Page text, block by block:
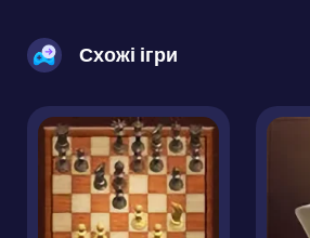
Схожі ігри